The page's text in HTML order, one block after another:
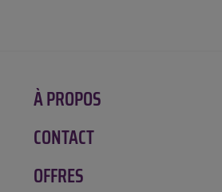
À PROPOS
Notre histoire
CONTACT
Amqui
OFFRES